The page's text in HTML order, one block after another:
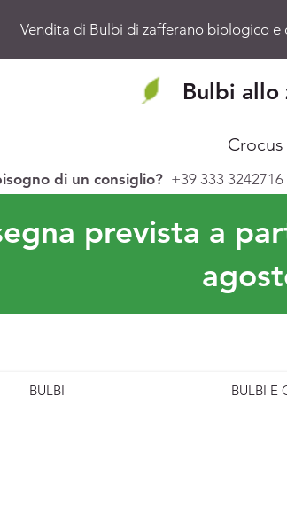
Vendita di Bulbi di zafferano biologico e
Bulbi allo
Crocus
di un consiglio? +39 333 3242716
prevista a
BULBI BULBI E